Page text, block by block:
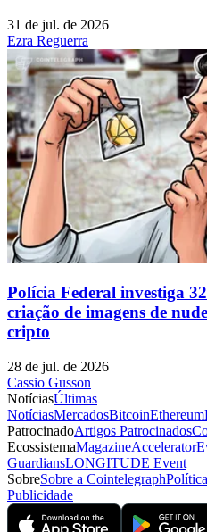
31 de jul. de 2026
Ezra Reguerra
Polícia Federal investiga
criação de imagens de
cripto
28 de jul. de 2026
Cassio Gusson
NotíciasÚltimas
NotíciasMercadosBitcoinEthereum
PatrocinadoArtigos Patrocinados
EcossistemaMagazineAccelerator
GuardiansLONGITUDE Event
SobreSobre a Cointelegraph
Publicidade